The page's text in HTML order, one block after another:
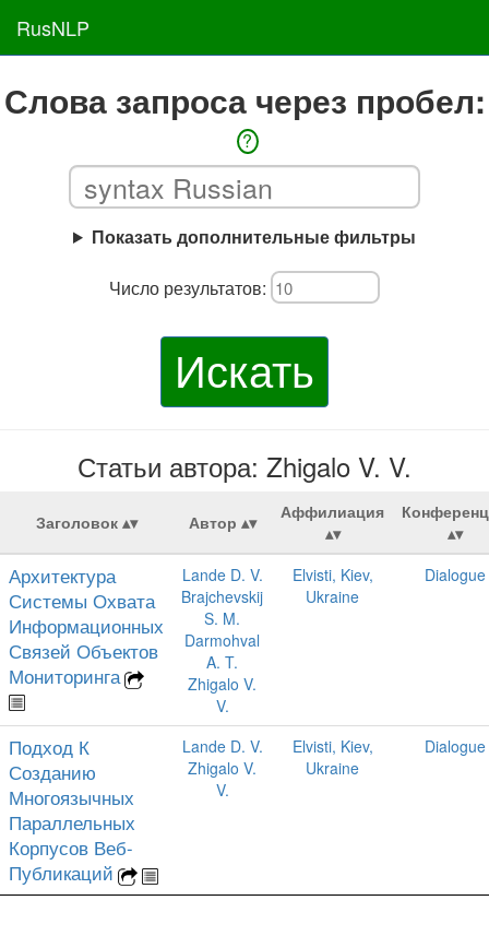
RusNLP
Слова запроса через пробел:
?
Показать дополнительные фильтры
Число результатов:
Искать
Статьи автора: Zhigalo V. V.
Заголовок Автор Аффилиация
Архитектура
Системы Охвата
Информационных
Связей Объектов
Мониторинга
Lande D. V.
Brajchevskij
S. M.
Darmohval
A. T.
Zhigalo V.
V.
Elvisti, Kiev,
Ukraine
Dialogue
Подход К
Созданию
Многоязычных
Параллельных
Корпусов Веб-
Публикаций
Lande D. V.
Zhigalo V.
V.
Elvisti, Kiev,
Ukraine
Dialogue